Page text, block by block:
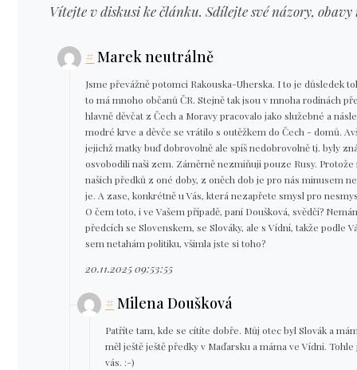
Vítejte v diskusi ke článku. Sdílejte své názory,
#Marek neutrálně
Jsme převážně potomci Rakouska-Uherska. I to je důsledek
to má mnoho občanů ČR. Stejně tak jsou v mnoha rodinách
hlavně děvčat z Čech a Moravy pracovalo jako služebné a
modré krve a děvče se vrátilo s outěžkem do Čech - domů.
jejichž matky buď dobrovolně ale spíš nedobrovolně tj. byly
osvobodili naši zem. Záměrně nezmiňuji pouze Rusy.
našich předků z oné doby, z oněch dob je pro nás minusem
je. A zase, konkrétně u Vás, která nezapřete smysl pro
O čem toto, i ve Vašem případě, paní Doušková, svědčí?
předcích se Slovenskem, se Slováky, ale s Vídní, takže podle
sem netahám politiku, všimla jste si toho?
20.11.2025 09:53:55
#Milena Doušková
Patříte tam, kde se cítíte dobře. Můj otec byl Slovák a
měl ještě ještě předky v Maďarsku a máma ve Vídni.
vás. :-)